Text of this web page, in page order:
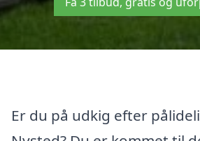
Er du på udkig efter